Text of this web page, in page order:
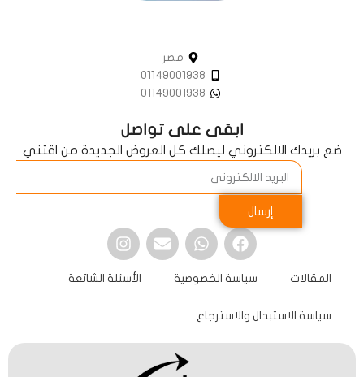
مصر
01149001938
01149001938
ابقى على تواصل
ضع بريدك الالكتروني ليصلك كل العروض الجديدة من اقتني
إرسال
المقالات سياسة الخصوصية الأسئلة الشائعة
سياسة الاستبدال والاسترجاع